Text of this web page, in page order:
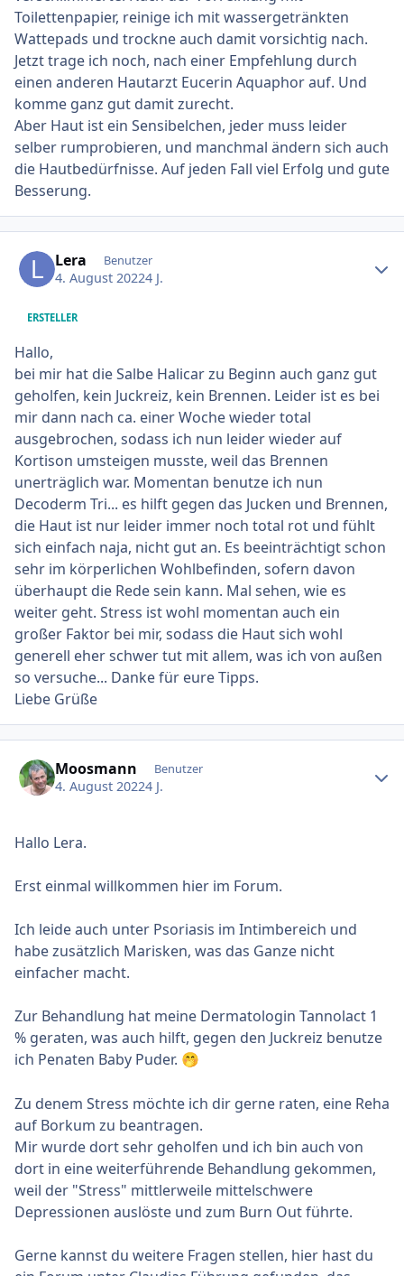
Toilettenpapier, reinige ich mit wassergetränkten
Wattepads und trockne auch damit vorsichtig nach.
Jetzt trage ich noch, nach einer Empfehlung durch
einen anderen Hautarzt Eucerin Aquaphor auf. Und
komme ganz gut damit zurecht.
Aber Haut ist ein Sensibelchen, jeder muss leider
selber rumprobieren, und manchmal ändern sich auch
die Hautbedürfnisse. Auf jeden Fall viel Erfolg und gute
Besserung.
Lera Benutzer
4. August 20224 J.
ERSTELLER
Hallo,
bei mir hat die Salbe Halicar zu Beginn auch ganz gut
geholfen, kein Juckreiz, kein Brennen. Leider ist es bei
mir dann nach ca. einer Woche wieder total
ausgebrochen, sodass ich nun leider wieder auf
Kortison umsteigen musste, weil das Brennen
unerträglich war. Momentan benutze ich nun
Decoderm Tri... es hilft gegen das Jucken und Brennen,
die Haut ist nur leider immer noch total rot und fühlt
sich einfach naja, nicht gut an. Es beeinträchtigt schon
sehr im körperlichen Wohlbefinden, sofern davon
überhaupt die Rede sein kann. Mal sehen, wie es
weiter geht. Stress ist wohl momentan auch ein
großer Faktor bei mir, sodass die Haut sich wohl
generell eher schwer tut mit allem, was ich von außen
so versuche... Danke für eure Tipps.
Liebe Grüße
Moosmann Benutzer
4. August 20224 J.
Hallo Lera.
Erst einmal willkommen hier im Forum.
Ich leide auch unter Psoriasis im Intimbereich und
habe zusätzlich Marisken, was das Ganze nicht
einfacher macht.
Zur Behandlung hat meine Dermatologin Tannolact 1
% geraten, was auch hilft, gegen den Juckreiz benutze
ich Penaten Baby Puder. 🤭
Zu denem Stress möchte ich dir gerne raten, eine Reha
auf Borkum zu beantragen.
Mir wurde dort sehr geholfen und ich bin auch von
dort in eine weiterführende Behandlung gekommen,
weil der "Stress" mittlerweile mittelschwere
Depressionen auslöste und zum Burn Out führte.
Gerne kannst du weitere Fragen stellen, hier hast du